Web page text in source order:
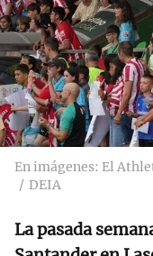
En imágenes: El
DEIA
La pasada